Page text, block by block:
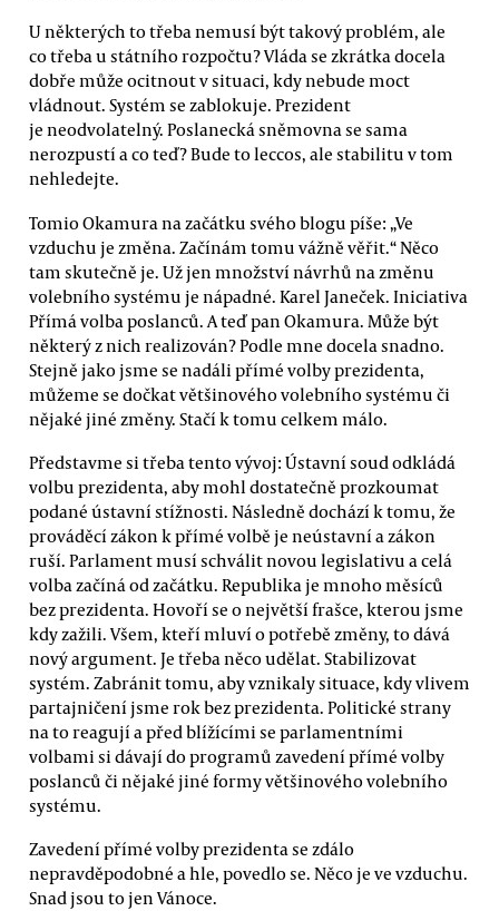
U některých to třeba nemusí být takový problém, ale
co třeba u státního rozpočtu? Vláda se zkrátka docela
dobře může ocitnout v situaci, kdy nebude moct
vládnout. Systém se zablokuje. Prezident
je neodvolatelný. Poslanecká sněmovna se sama
nerozpustí a co teď? Bude to leccos, ale stabilitu v tom
nehledejte.
Tomio Okamura na začátku svého blogu píše: „Ve
vzduchu je změna. Začínám tomu vážně věřit.“ Něco
tam skutečně je. Už jen množství návrhů na změnu
volebního systému je nápadné. Karel Janeček. Iniciativa
Přímá volba poslanců. A teď pan Okamura. Může být
některý z nich realizován? Podle mne docela snadno.
Stejně jako jsme se nadáli přímé volby prezidenta,
můžeme se dočkat většinového volebního systému či
nějaké jiné změny. Stačí k tomu celkem málo.
Představme si třeba tento vývoj: Ústavní soud odkládá
volbu prezidenta, aby mohl dostatečně prozkoumat
podané ústavní stížnosti. Následně dochází k tomu, že
prováděcí zákon k přímé volbě je neústavní a zákon
ruší. Parlament musí schválit novou legislativu a celá
volba začíná od začátku. Republika je mnoho měsíců
bez prezidenta. Hovoří se o největší frašce, kterou jsme
kdy zažili. Všem, kteří mluví o potřebě změny, to dává
nový argument. Je třeba něco udělat. Stabilizovat
systém. Zabránit tomu, aby vznikaly situace, kdy vlivem
partajničení jsme rok bez prezidenta. Politické strany
na to reagují a před blížícími se parlamentními
volbami si dávají do programů zavedení přímé volby
poslanců či nějaké jiné formy většinového volebního
systému.
Zavedení přímé volby prezidenta se zdálo
nepravděpodobné a hle, povedlo se. Něco je ve vzduchu.
Snad jsou to jen Vánoce.